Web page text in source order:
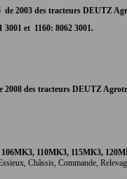
de 2003 des tracteurs DEUTZ
3001 et 1160: 8062 3001.
2008 des tracteurs DEUTZ
MK3, 110MK3, 115MK3, 120
Châssis, Commande,